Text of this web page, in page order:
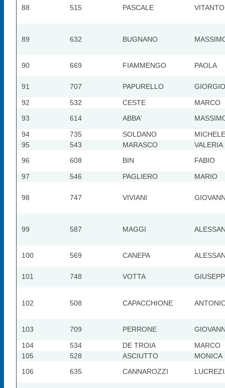
88 515 PASCALE
89 632 BUGNANO
90 669 FIAMMENGO PAOLA
91 707 PAPURELLO
GIORGIO
92
532 CESTE
MARCO
93
614 ABBA'
94
735 SOLDANO
MICHELE
95
543 MARASCO
VALERIA
96
608 BIN
FABIO
97
546 PAGLIERO MARIO
98 747 VIVIANI
99 587 MAGGI
100 569 CANEPA
101 748 VOTTA
102 508 CAPACCHIONE
103 709 PERRONE
104
534 DE TROIA
MARCO
105
528 ASCIUTTO
MONICA
106
635 CANNAROZZI